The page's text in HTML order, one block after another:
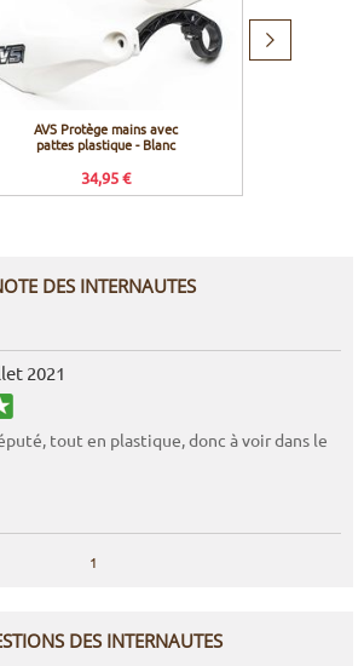
AVS Protège mains avec
pattes plastique - Blanc
34,95 €
Produit
DES INTERNAUTES
2021
tout en plastique, donc à voir dans le
1
DES INTERNAUTES